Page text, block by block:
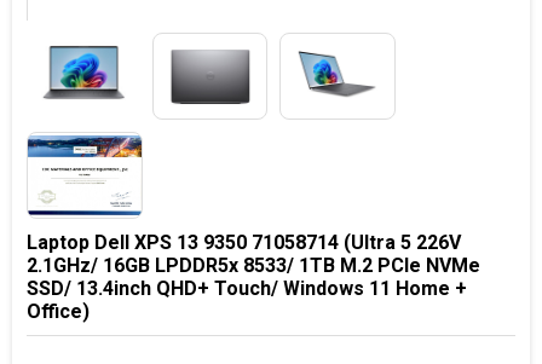
Laptop Dell XPS 13 9350 71058714 (Ultra 5 226V
2.1GHz/ 16GB LPDDR5x 8533/ 1TB M.2 PCIe NVMe
SSD/ 13.4inch QHD+ Touch/ Windows 11 Home +
Office)